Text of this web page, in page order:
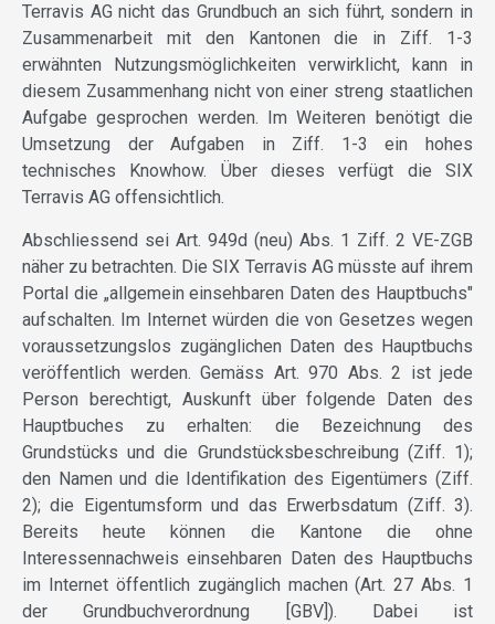
Terravis AG nicht das Grundbuch an sich führt, sondern in
Zusammenarbeit mit den Kantonen die in Ziff. 1-3
erwähnten Nutzungsmöglichkeiten verwirklicht, kann in
diesem Zusammenhang nicht von einer streng staatlichen
Aufgabe gesprochen werden. Im Weiteren benötigt die
Umsetzung der Aufgaben in Ziff. 1-3 ein hohes
technisches Knowhow. Über dieses verfügt die SIX
Terravis AG offensichtlich.
Abschliessend sei Art. 949d (neu) Abs. 1 Ziff. 2 VE-ZGB
näher zu betrachten. Die SIX Terravis AG müsste auf ihrem
Portal die „allgemein einsehbaren Daten des Hauptbuchs"
aufschalten. Im Internet würden die von Gesetzes wegen
voraussetzungslos zugänglichen Daten des Hauptbuchs
veröffentlich werden. Gemäss Art. 970 Abs. 2 ist jede
Person berechtigt, Auskunft über folgende Daten des
Hauptbuches zu erhalten: die Bezeichnung des
Grundstücks und die Grundstücksbeschreibung (Ziff. 1);
den Namen und die Identifikation des Eigentümers (Ziff.
2); die Eigentumsform und das Erwerbsdatum (Ziff. 3).
Bereits heute können die Kantone die ohne
Interessennachweis einsehbaren Daten des Hauptbuchs
im Internet öffentlich zugänglich machen (Art. 27 Abs. 1
der Grundbuchverordnung [GBV]). Dabei ist